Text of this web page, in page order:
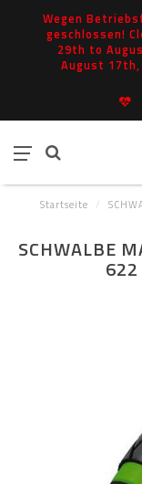
Wegen
geschlossen!
29th to
August 17th,
Startseite /
SCHWALBE
622